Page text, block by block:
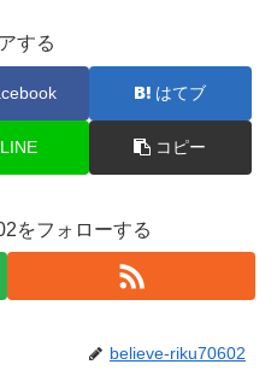
する
はてブ
LINE コピー
をフォローする
believe-riku70602